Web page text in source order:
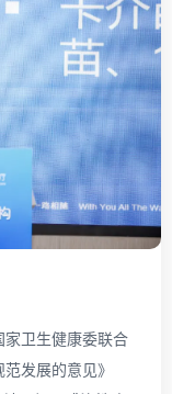
卫生健康委联合
发展的意见》